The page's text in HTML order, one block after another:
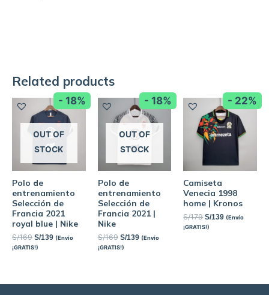
Related products
- 18%
OUT OF
STOCK
Polo de
entrenamiento
Selección de
Francia 2021
royal blue | Nike
S/169 S/139 (Envío
¡GRATIS!)
- 18%
OUT OF
STOCK
Polo de
entrenamiento
Selección de
Francia 2021 |
Nike
S/169 S/139 (Envío
¡GRATIS!)
- 22%
Camiseta
Venecia 1998
home | Kronos
S/179 S/139 (Envío
¡GRATIS!)